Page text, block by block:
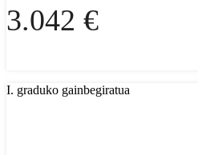
3.042 €
I. graduko gainbegiratua